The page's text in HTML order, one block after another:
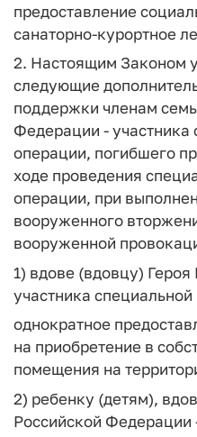
предоставление
санаторно-курортное
2. Настоящим Законом
следующие
поддержки членам
Федерации - участника
операции, погибшего
ходе проведения
операции, при
вооруженного
вооруженной
1) вдове (вдовцу)
участника
однократное
на приобретение в
помещения на
2) ребенку (детям),
Российской Федерации